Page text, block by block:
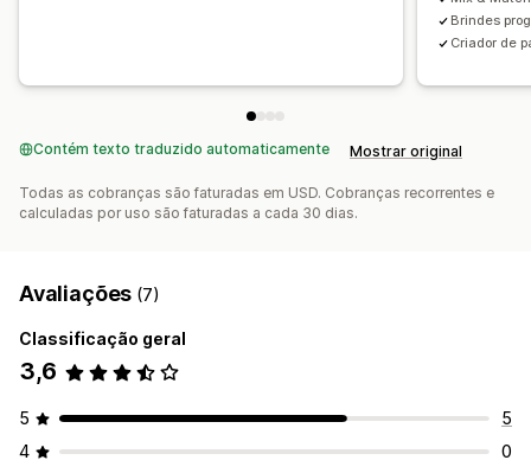
Brindes
Criador de
Contém texto traduzido automaticamente Mostrar original
Todas as cobranças são faturadas em USD. Cobranças recorrentes e
calculadas por uso são faturadas a cada 30 dias.
Avaliações (7)
Classificação geral
3,6
5
5
4
0